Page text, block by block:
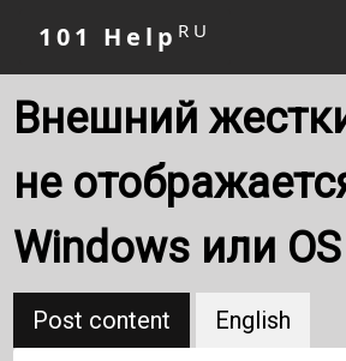
101 Help RU
Внешний
не
Windows или
Post content English